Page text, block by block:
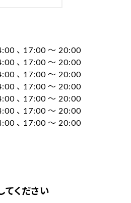
、 17:00 〜 20:00
、 17:00 〜 20:00
、 17:00 〜 20:00
、 17:00 〜 20:00
、 17:00 〜 20:00
、 17:00 〜 20:00
、 17:00 〜 20:00
ください